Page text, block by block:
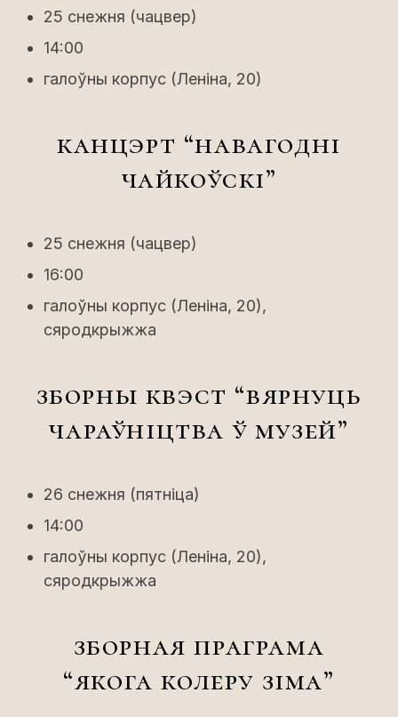
25 снежня (чацвер)
14:00
галоўны корпус (Леніна, 20)
канцэрт “навагодні
чайкоўскі”
25 снежня (чацвер)
16:00
галоўны корпус (Леніна, 20),
сяродкрыжжа
зборны квэст “вярнуць
чараўніцтва ў музей”
26 снежня (пятніца)
14:00
галоўны корпус (Леніна, 20),
сяродкрыжжа
зборная праграма
“якога колеру зіма”